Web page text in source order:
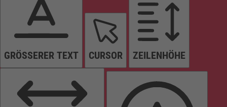
GRÖSSERER TEXT CURSOR ZEILENHÖHE